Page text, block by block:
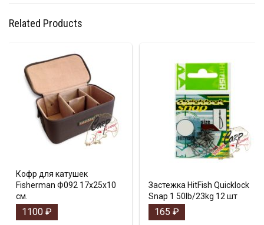
Related Products
Кофр для катушек
Fisherman Ф092 17х25х10
см.
1100 ₽
Застежка HitFish Quicklock
Snap 1 50lb/23kg 12 шт
165 ₽